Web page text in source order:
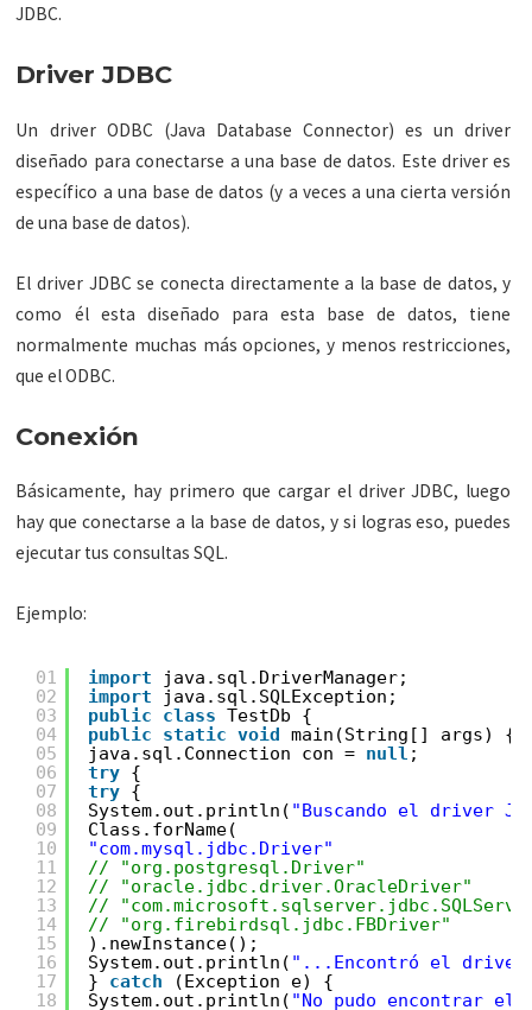
JDBC.
Driver JDBC
Un driver ODBC (Java Database Connector) es un driver
diseñado para conectarse a una base de datos. Este driver es
específico a una base de datos (y a veces a una cierta versión
de una base de datos).
El driver JDBC se conecta directamente a la base de datos, y
como él esta diseñado para esta base de datos, tiene
normalmente muchas más opciones, y menos restricciones,
que el ODBC.
Conexión
Básicamente, hay primero que cargar el driver JDBC, luego
hay que conectarse a la base de datos, y si logras eso, puedes
ejecutar tus consultas SQL.
Ejemplo:
01
02
03
04
05
06
07
08
09
10
11
12
13
14
15
16
17
18
import
java.sql.DriverManager;
import
java.sql.SQLException;
public
class TestDb {
public
static void main(String[] args) {
java.sql.Connection con = null ;
try {
try {
System.out.println( "Buscando el driver
Class.forName(
"com.mysql.jdbc.Driver"
// "org.postgresql.Driver"
// "oracle.jdbc.driver.OracleDriver"
//
// "org.firebirdsql.jdbc.FBDriver"
).newInstance();
System.out.println( "...Encontró el driver
} catch
(Exception e) {
System.out.println( "No pudo encontrar